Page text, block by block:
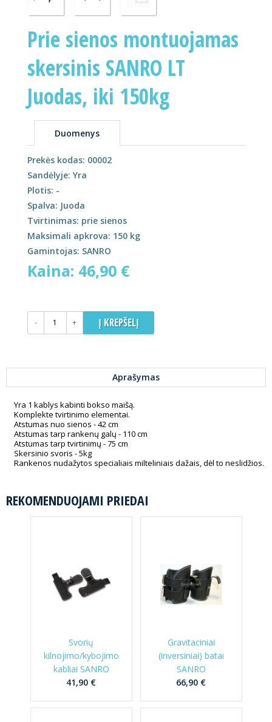
Prie sienos montuojamas
skersinis SANRO LT
Juodas, iki 150kg
Duomenys
Prekės kodas: 00002
Sandėlyje: Yra
Plotis: -
Spalva: Juoda
Tvirtinimas: prie sienos
Maksimali apkrova: 150 kg
Gamintojas: SANRO
Kaina: 46,90 €
- +
Aprašymas
Yra 1 kablys kabinti bokso maišą.
Komplekte tvirtinimo elementai.
Atstumas nuo sienos - 42 cm
Atstumas tarp rankenų galų - 110 cm
Atstumas tarp tvirtinimų - 75 cm
Skersinio svoris - 5kg
Rankenos nudažytos specialiais milteliniais dažais, dėl to neslidžios.
REKOMENDUOJAMI PRIEDAI
Svorių
kilnojimo/kybojimo
kabliai SANRO
41,90 €
Gravitaciniai
(inversiniai) batai
SANRO
66,90 €